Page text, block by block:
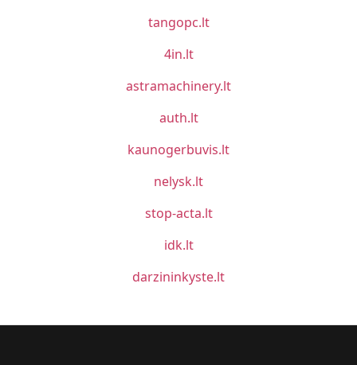
tangopc.lt
4in.lt
astramachinery.lt
auth.lt
kaunogerbuvis.lt
nelysk.lt
stop-acta.lt
idk.lt
darzininkyste.lt